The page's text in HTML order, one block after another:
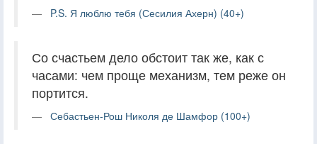
P.S. Я люблю тебя (Сесилия Ахерн) (40+)
Со счастьем дело обстоит так же, как с
часами: чем проще механизм, тем реже он
портится.
Себастьен-Рош Николя де Шамфор (100+)